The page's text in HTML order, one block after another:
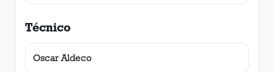
Técnico
Oscar Aldeco